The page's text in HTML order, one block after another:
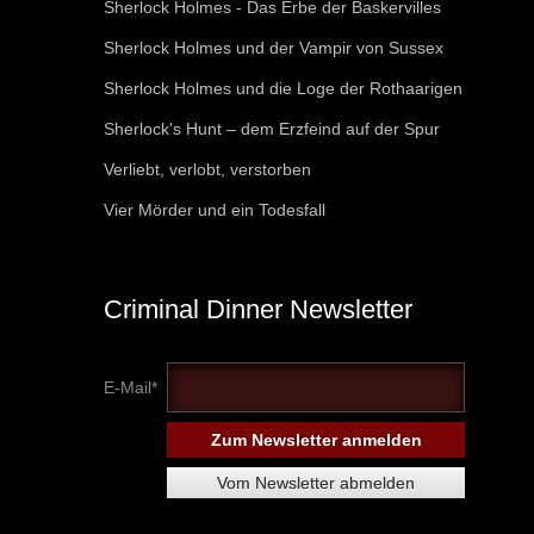
Sherlock Holmes - Das Erbe der Baskervilles
Sherlock Holmes und der Vampir von Sussex
Sherlock Holmes und die Loge der Rothaarigen
Sherlock's Hunt – dem Erzfeind auf der Spur
Verliebt, verlobt, verstorben
Vier Mörder und ein Todesfall
Criminal Dinner Newsletter
E-Mail*